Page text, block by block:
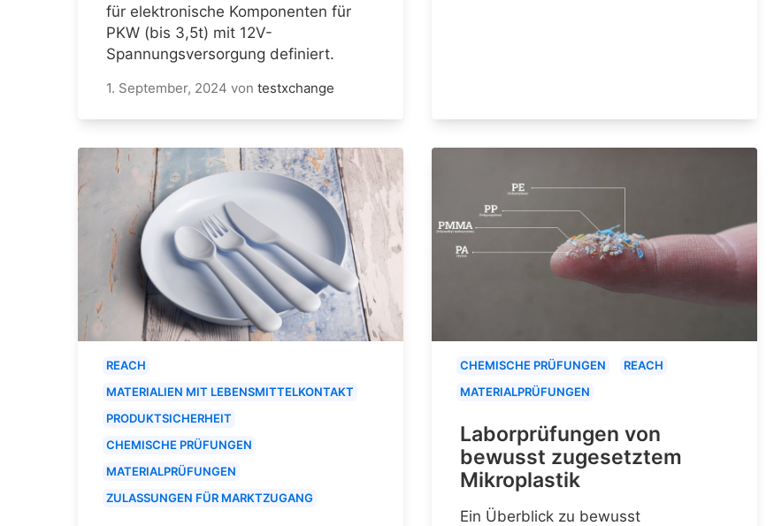
für elektronische Komponenten für
PKW (bis 3,5t) mit 12V-
Spannungsversorgung definiert.
1. September, 2024 von testxchange
REACH
MATERIALIEN MIT LEBENSMITTELKONTAKT
PRODUKTSICHERHEIT
CHEMISCHE PRÜFUNGEN
MATERIALPRÜFUNGEN
ZULASSUNGEN FÜR MARKTZUGANG
CHEMISCHE PRÜFUNGEN
REACH
MATERIALPRÜFUNGEN
Laborprüfungen von
bewusst zugesetztem
Mikroplastik
Ein Überblick zu bewusst